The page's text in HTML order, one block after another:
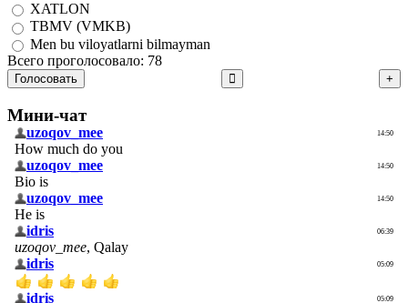
XATLON
TBMV (VMKB)
Men bu viloyatlarni bilmayman
Всего проголосовало: 78
Голосовать
Мини-чат